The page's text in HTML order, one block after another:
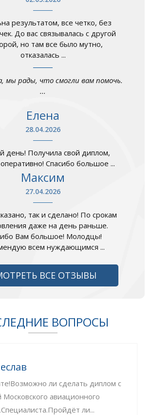
результатом, все четко, без
До вас связывалась с другой
но там все было мутно,
отказалась ...
мы рады, что смогли вам помочь.
...
Елена
28.04.2026
день! Получила свой диплом,
Спасибо большое ...
Максим
27.04.2026
так и сделано! По срокам
даже на день раньше.
Вам большое! Молодцы!
всем нуждающимся ...
ВСЕ ОТЗЫВЫ
ВОПРОСЫ
ли сделать диплом с
Московского авиационного
ли...